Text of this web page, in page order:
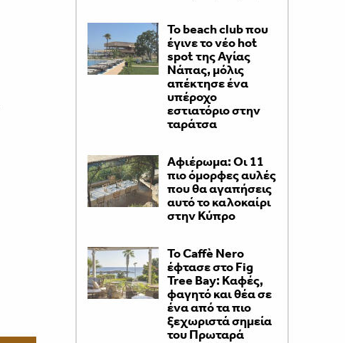
Το beach club που
έγινε το νέο hot
spot της Αγίας
Νάπας, μόλις
απέκτησε ένα
υπέροχο
εστιατόριο στην
ταράτσα
Αφιέρωμα: Οι 11
πιο όμορφες αυλές
που θα αγαπήσεις
αυτό το καλοκαίρι
στην Κύπρο
Το Caffè Nero
έφτασε στο Fig
Tree Bay: Καφές,
φαγητό και θέα σε
ένα από τα πιο
ξεχωριστά σημεία
του Πρωταρά